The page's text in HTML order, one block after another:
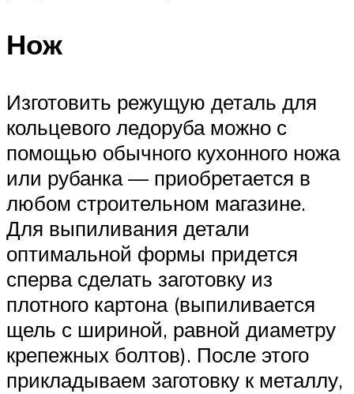
Нож
Изготовить режущую деталь для
кольцевого ледоруба можно с
помощью обычного кухонного ножа
или рубанка — приобретается в
любом строительном магазине.
Для выпиливания детали
оптимальной формы придется
сперва сделать заготовку из
плотного картона (выпиливается
щель с шириной, равной диаметру
крепежных болтов). После этого
прикладываем заготовку к металлу,